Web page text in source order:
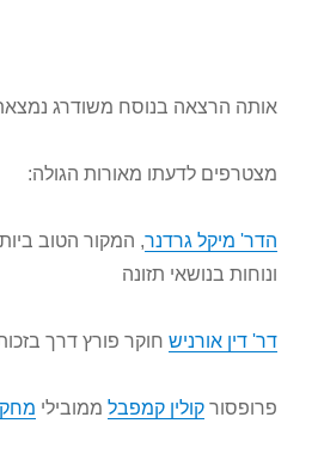
אותה הרצאה בנוסח משודרג נמצאת
מצטרפים לדעתו מאורות הגולה:
הדר' מיקל גרדנר, המקור הטוב ביותר
ונוחות בנושאי תזונה
דר' דין אורנישחוקר פורץ דרך בזכות
פרופסורקולין קמפבלממובילימחקר סין